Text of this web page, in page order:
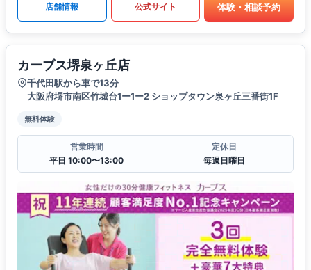
店舗情報 公式サイト 体験・相談予約
カーブス堺泉ヶ丘店
千代田駅から車で13分
大阪府堺市南区竹城台1ー1ー2 ショップタウン泉ヶ丘三番街1F
無料体験
営業時間
平日 10:00〜13:00
定休日
毎週日曜日